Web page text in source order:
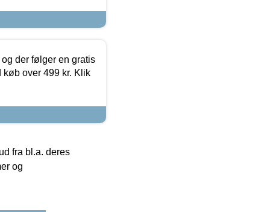
der følger en gratis
køb over 499 kr. Klik
fra bl.a. deres
og